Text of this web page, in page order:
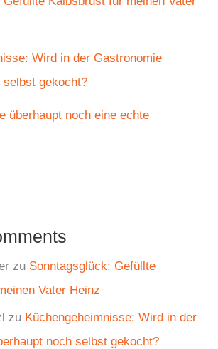
Wird in der Gastronomie
selbst gekocht?
überhaupt noch eine echte
zu Sonntagsglück: Gefüllte
Vater Heinz
zu Küchengeheimnisse: Wird in der
noch selbst gekocht?